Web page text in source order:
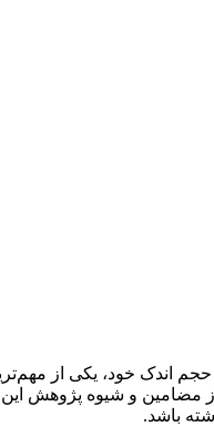
اندک خود، یکی از
و شیوه پژوهش این
باشد.